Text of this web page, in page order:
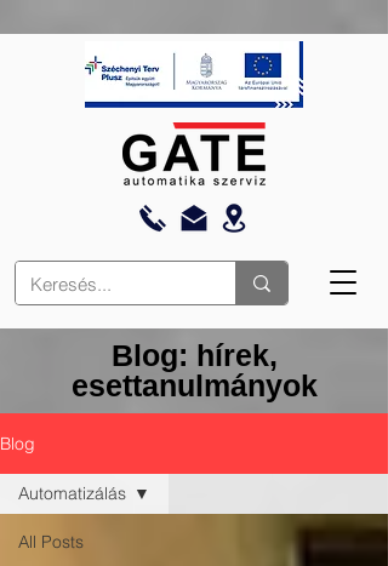
Blog: hírek,
esettanulmányok
Blog
All Posts
Automatizálás